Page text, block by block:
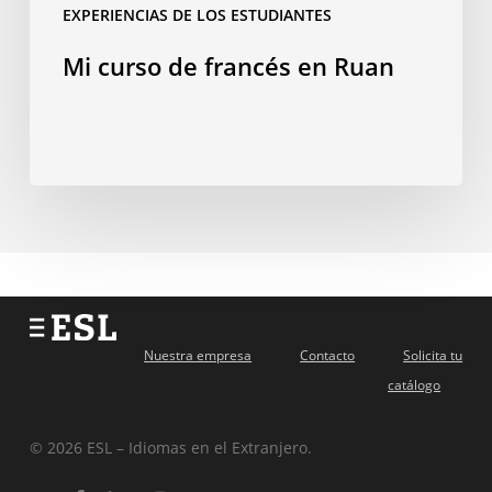
EXPERIENCIAS DE LOS ESTUDIANTES
Mi curso de francés en Ruan
Nuestra empresa Contacto
Solicita tu
catálogo
© 2026 ESL – Idiomas en el Extranjero.